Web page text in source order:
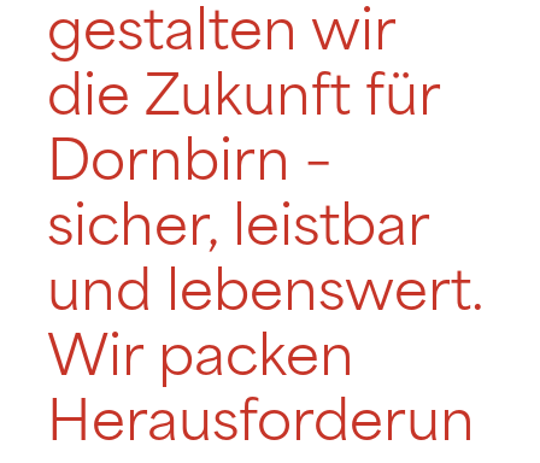
gestalten wir
die Zukunft für
Dornbirn –
sicher, leistbar
und lebenswert.
Wir packen
Herausforderun